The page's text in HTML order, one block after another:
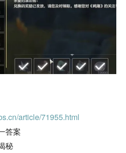
article/71955.html
答案
秘